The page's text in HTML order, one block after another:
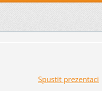
Spustit prezentaci